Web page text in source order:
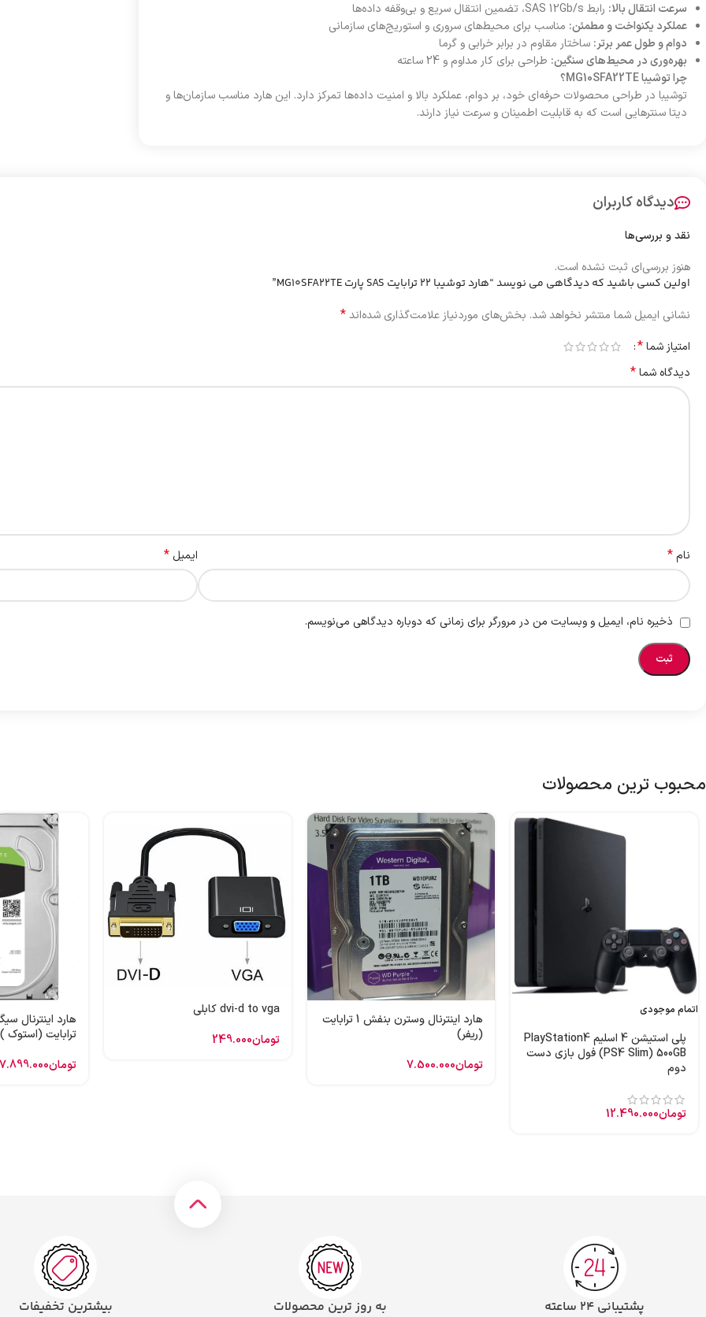
سرعت انتقال بالا: رابط SAS 12Gb/s، تضمین انتقال سریع و بی‌وقفه داده‌ها
عملکرد یکنواخت و مطمئن: مناسب برای محیط‌های سروری و استوریج‌های سازمانی
دوام و طول عمر برتر: ساختار مقاوم در برابر خرابی و گرما
بهره‌وری در محیط‌های سنگین: طراحی برای کار مداوم و 24 ساعته
چرا توشیبا MG10SFA22TE؟
توشیبا در طراحی محصولات حرفه‌ای خود، بر دوام، عملکرد بالا و امنیت داده‌ها تمرکز دارد. این هارد مناسب سازمان‌ها و
دیتا سنترهایی است که به قابلیت اطمینان و سرعت نیاز دارند.
دیدگاه کاربران
نقد و بررسی‌ها
هنوز بررسی‌ای ثبت نشده است.
اولین کسی باشید که دیدگاهی می نویسد “هارد توشیبا 22 ترابایت SAS پارت MG10SFA22TE”
نشانی ایمیل شما منتشر نخواهد شد. بخش‌های موردنیاز علامت‌گذاری شده‌اند*
امتیاز شما*
دیدگاه شما*
نام* ایمیل *
ذخیره نام، ایمیل و وبسایت من در مرورگر برای زمانی که دوباره دیدگاهی می‌نویسم.
محبوب ترین محصولات
اتمام موجودی
پلی استیشن 4 اسلیم PlayStation4
(PS4 Slim) 500GB فول بازی دست
دوم
تومان12.490.000
هارد اینترنال وسترن بنفش 1 ترابایت
(ریفر)
تومان7.500.000
dvi-d to vga کابلی
تومان249.000
ترابایت (استوک )
تومان7.899.000
پشتیبانی ۲۴ ساعته به روز ترین محصولات بیشترین تخفیفات